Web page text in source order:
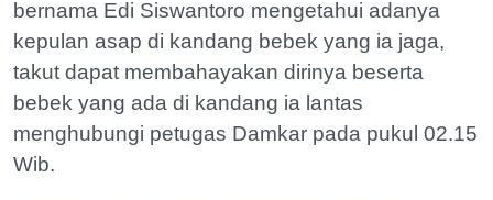
bernama Edi Siswantoro mengetahui adanya
kepulan asap di kandang bebek yang ia jaga,
takut dapat membahayakan dirinya beserta
bebek yang ada di kandang ia lantas
menghubungi petugas Damkar pada pukul 02.15
Wib.